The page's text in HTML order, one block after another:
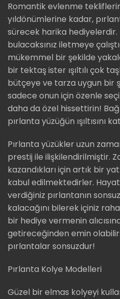
Romantik evlenme
yıldönümlerine kadar,
sürecek harika
bulacaksınız iletmeye
mükemmel bir şekilde
bir tektaş ister ışıltılı çok
bütçeye ve tarza uygun bir
sadece onun için özenle
daha da özel hissettirin!
pırlanta yüzüğün ışıltısını
Pırlanta yüzükler uzun
prestij ile ilişkilendirilmiştir.
kazandıkları için artık bir
kabul edilmektedirler.
verdiğiniz pırlantanın
kalacağını bilerek içiniz
bir hediye vermenin
getireceğinden emin
pırlantalar sonsuzdur!
Pırlanta Kolye Modelleri
Güzel bir elmas kolyeyi